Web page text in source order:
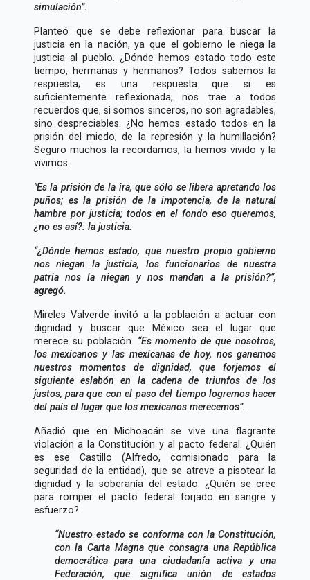
simulación .
Planteó que se debe reflexionar para buscar la
justicia en la nación, ya que el gobierno le niega la
justicia al pueblo. ¿Dónde hemos estado todo este
tiempo, hermanas y hermanos? Todos sabemos la
respuesta; es una respuesta que si es
suficientemente reflexionada, nos trae a todos
recuerdos que, si somos sinceros, no son agradables,
sino despreciables. ¿No hemos estado todos en la
prisión del miedo, de la represión y la humillación?
Seguro muchos la recordamos, la hemos vivido y la
vivimos.
"Es la prisión de la ira, que sólo se libera apretando los
puños; es la prisión de la impotencia, de la natural
hambre por justicia; todos en el fondo eso queremos,
¿no es así?: la justicia.
¿Dónde hemos estado, que nuestro propio gobierno
nos niegan la justicia, los funcionarios de nuestra
patria nos la niegan y nos mandan a la prisión? ,
agregó.
Mireles Valverde invitó a la población a actuar con
dignidad y buscar que México sea el lugar que
merece su población.
Es momento de que nosotros,
los mexicanos y las mexicanas de hoy, nos ganemos
nuestros momentos de dignidad, que forjemos el
siguiente eslabón en la cadena de triunfos de los
justos, para que con el paso del tiempo logremos hacer
del país el lugar que los mexicanos merecemos .
Añadió que en Michoacán se vive una flagrante
violación a la Constitución y al pacto federal. ¿Quién
es ese Castillo (Alfredo, comisionado para la
seguridad de la entidad), que se atreve a pisotear la
dignidad y la soberanía del estado. ¿Quién se cree
para romper el pacto federal forjado en sangre y
esfuerzo?
Nuestro estado se conforma con la Constitución,
con la Carta Magna que consagra una República
democrática para una ciudadanía activa y una
Federación, que significa unión de estados